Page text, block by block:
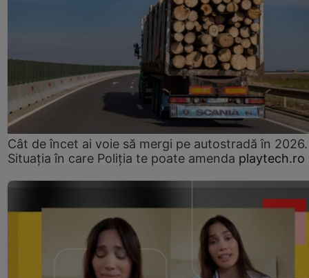
Cât de încet ai voie să mergi pe autostradă în 2026.
Situația în care Poliția te poate amenda playtech.ro